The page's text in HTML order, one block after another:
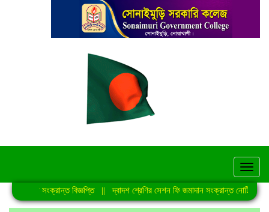
সংক্রান্ত বিজ্ঞপ্তি|| দ্বাদশ শ্রেণির সেশন ফি জমাদান সংক্রান্ত নোটিশ ||